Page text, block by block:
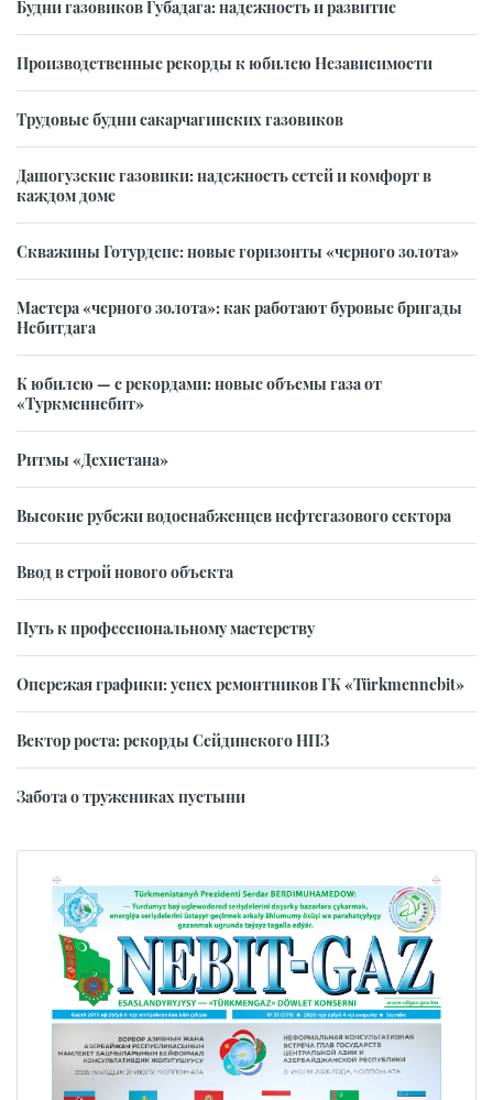
Будни газовиков Губадага: надежность и развитие
Производственные рекорды к юбилею Независимости
Трудовые будни сакарчагинских газовиков
Дашогузские газовики: надежность сетей и комфорт в
каждом доме
Скважины Готурдепе: новые горизонты «черного золота»
Мастера «черного золота»: как работают буровые бригады
Небитдага
К юбилею — с рекордами: новые объемы газа от
«Туркменнебит»
Ритмы «Дехистана»
Высокие рубежи водоснабженцев нефтегазового сектора
Ввод в строй нового объекта
Путь к профессиональному мастерству
Опережая графики: успех ремонтников ГК «Türkmennebit»
Вектор роста: рекорды Сейдинского НПЗ
Забота о тружениках пустыни